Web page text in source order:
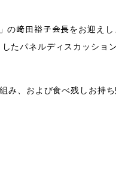
﨑田裕子会長をお迎えし
たパネルディスカッショ
み、および食べ残しお持